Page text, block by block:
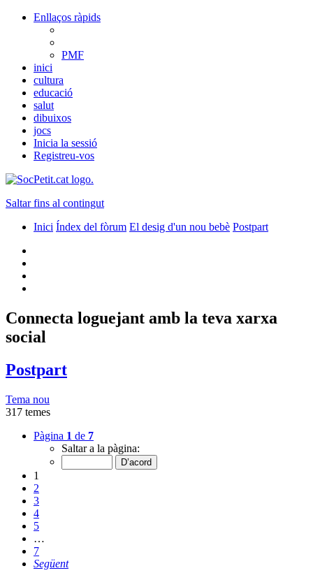
Enllaços ràpids
PMF
inici
cultura
educació
salut
dibuixos
jocs
Inicia la sessió
Registreu-vos
Saltar fins al contingut
Inici Índex del fòrum El desig d'un nou bebè Postpart
Connecta loguejant amb la teva xarxa
social
Postpart
Tema nou
317 temes
Pàgina 1 de 7
Saltar a la pàgina:
1
2
3
4
5
…
7
Següent